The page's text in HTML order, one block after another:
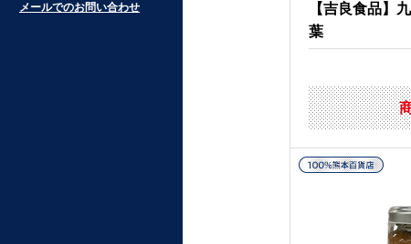
【吉良食品】
葉
メールでのお問い合わせ